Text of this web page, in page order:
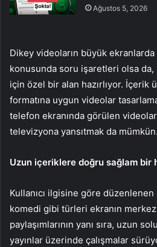
Ağustos 5, 2026
Dikey videoların büyük
konusunda soru işaretleri olsa
için özel bir alan hazırlıyor.
formatına uygun videolar
telefon ekranında görülen
televizyona yansıtmak da mümkün.
Uzun içeriklere doğru sağlam bir
Kullanıcı ilgisine göre
komedi gibi türleri ekranın
paylaşımlarının yanı sıra, uzun
yayınlar üzerinde çalışmalar